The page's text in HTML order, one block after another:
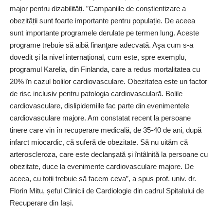
major pentru dizabilități. ”Campaniile de conștientizare a
obezității sunt foarte importante pentru populație. De aceea
sunt importante programele derulate pe termen lung. Aceste
programe trebuie să aibă finanţare adecvată. Aşa cum s-a
dovedit și la nivel internațional, cum este, spre exemplu,
programul Karelia, din Finlanda, care a redus mortalitatea cu
20% în cazul bolilor cardiovasculare. Obezitatea este un factor
de risc inclusiv pentru patologia cardiovasculară. Bolile
cardiovasculare, dislipidemiile fac parte din evenimentele
cardiovasculare majore. Am constatat recent la persoane
tinere care vin în recuperare medicală, de 35-40 de ani, după
infarct miocardic, că suferă de obezitate. Să nu uităm că
arteroscleroza, care este declanșată și întâlnită la persoane cu
obezitate, duce la evenimente cardiovasculare majore. De
aceea, cu toții trebuie să facem ceva”, a spus prof. univ. dr.
Florin Mitu, șeful Clinicii de Cardiologie din cadrul Spitalului de
Recuperare din Iași.